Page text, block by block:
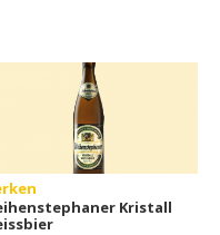
Kristall